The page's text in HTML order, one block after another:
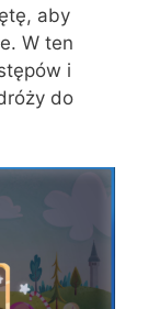
aby
W ten
i
do